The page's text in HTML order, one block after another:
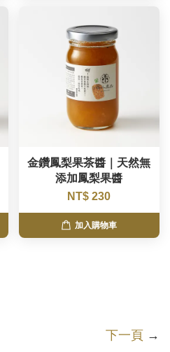
金鑽鳳梨果茶醬｜天然無
添加鳳梨果醬
NT$ 230
加入購物車
下一頁 →